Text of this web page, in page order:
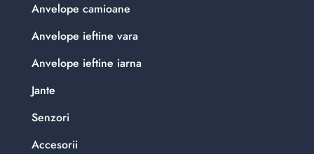
Anvelope camioane
Anvelope ieftine vara
Anvelope ieftine iarna
Jante
Senzori
Accesorii